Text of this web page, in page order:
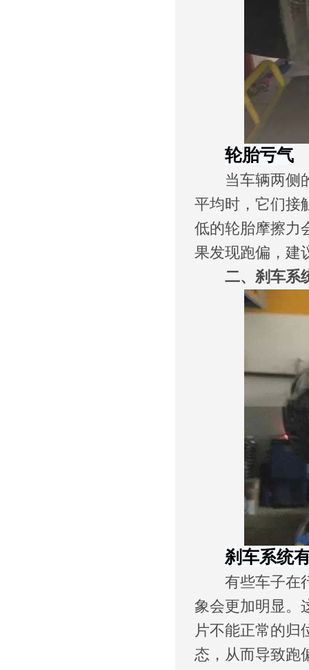
轮胎亏气
当车辆两侧的
平均时，它们接
低的轮胎摩擦力
果发现跑偏，建
二、刹车系
刹车系统
有些车子在行
象会更加明显。
片不能正常的归
态，从而导致跑